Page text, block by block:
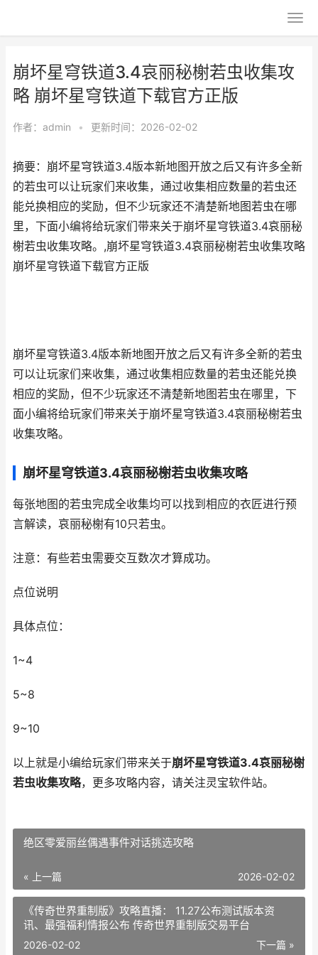
崩坏星穹铁道3.4哀丽秘榭若虫收集攻
略 崩坏星穹铁道下载官方正版
作者： admin • 更新时间：2026-02-02
摘要：崩坏星穹铁道3.4版本新地图开放之后又有许多全新
的若虫可以让玩家们来收集，通过收集相应数量的若虫还
能兑换相应的奖励，但不少玩家还不清楚新地图若虫在哪
里，下面小编将给玩家们带来关于崩坏星穹铁道3.4哀丽秘
榭若虫收集攻略。,崩坏星穹铁道3.4哀丽秘榭若虫收集攻略
崩坏星穹铁道下载官方正版
崩坏星穹铁道3.4版本新地图开放之后又有许多全新的若虫
可以让玩家们来收集，通过收集相应数量的若虫还能兑换
相应的奖励，但不少玩家还不清楚新地图若虫在哪里，下
面小编将给玩家们带来关于崩坏星穹铁道3.4哀丽秘榭若虫
收集攻略。
崩坏星穹铁道3.4哀丽秘榭若虫收集攻略
每张地图的若虫完成全收集均可以找到相应的衣匠进行预
言解读，哀丽秘榭有10只若虫。
注意：有些若虫需要交互数次才算成功。
点位说明
具体点位：
1~4
5~8
9~10
以上就是小编给玩家们带来关于崩坏星穹铁道3.4哀丽秘榭
若虫收集攻略，更多攻略内容，请关注灵宝软件站。
绝区零爱丽丝偶遇事件对话挑选攻略
« 上一篇 2026-02-02
《传奇世界重制版》攻略直播： 11.27公布测试版本资
讯、最强福利情报公布 传奇世界重制版交易平台
下一篇 »
2026-02-02